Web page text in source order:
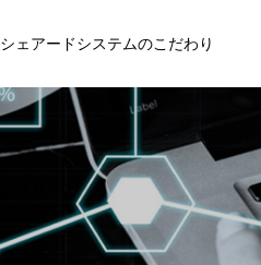
シェアードシステムのこだわり